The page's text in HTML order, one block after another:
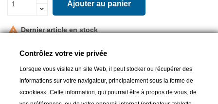
Ajouter au panier
Dernier article en stock
16 autres produits dans la même
Contrôlez votre vie privée
Lorsque vous visitez un site Web, il peut stocker ou récupérer des
informations sur votre navigateur, principalement sous la forme de
«cookies». Cette information, qui pourrait être à propos de vous, de